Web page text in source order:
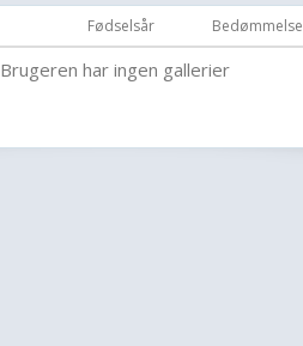
Fødselsår Bedømmelse
Brugeren har ingen gallerier